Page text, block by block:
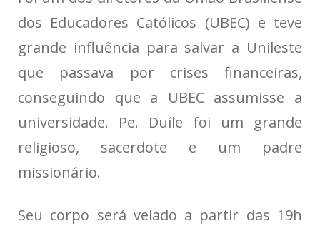
dos Educadores Católicos (UBEC) e teve
grande influência para salvar a Unileste
que passava por crises financeiras,
conseguindo que a UBEC assumisse a
universidade. Pe. Duíle foi um grande
religioso, sacerdote e um padre
missionário.
Seu corpo será velado a partir das 19h